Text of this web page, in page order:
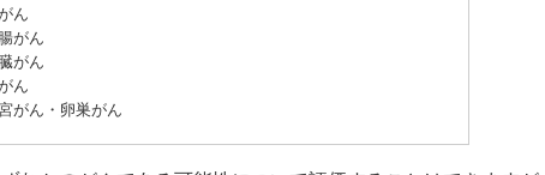
ん
がん
がん
ん
がん・卵巣がん